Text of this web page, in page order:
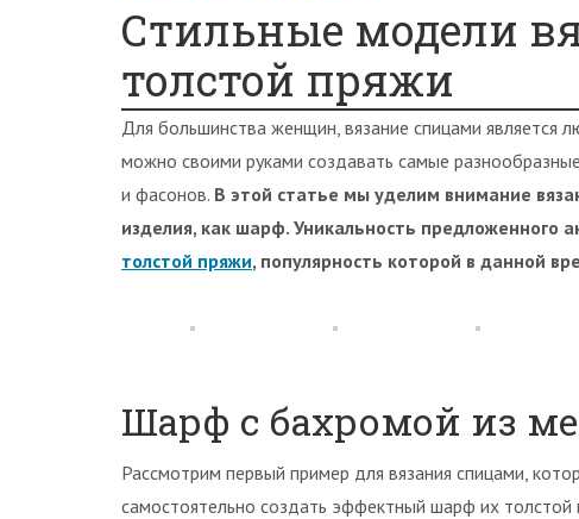
Стильные модели
толстой пряжи
Для большинства женщин, вязание спицами
можно своими руками создавать самые
и фасонов. В этой статье мы уделим внимание
изделия, как шарф. Уникальность предложенного
толстой пряжи, популярность которой в данной
Шарф с бахромой из
Рассмотрим первый пример для вязания спицами,
самостоятельно создать эффектный шарф их толстой